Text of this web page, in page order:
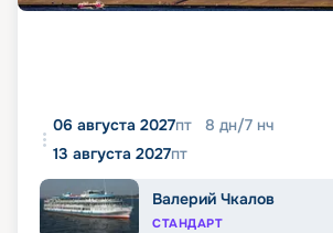
06 августа 2027пт 8 дн/7 нч
13 августа 2027пт
Валерий Чкалов
СТАНДАРТ